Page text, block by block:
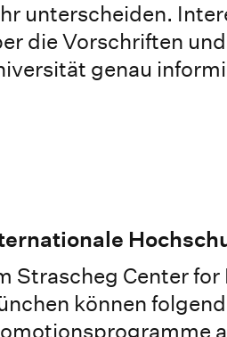
unterscheiden.
die Vorschriften
genau
Strascheg Center
können